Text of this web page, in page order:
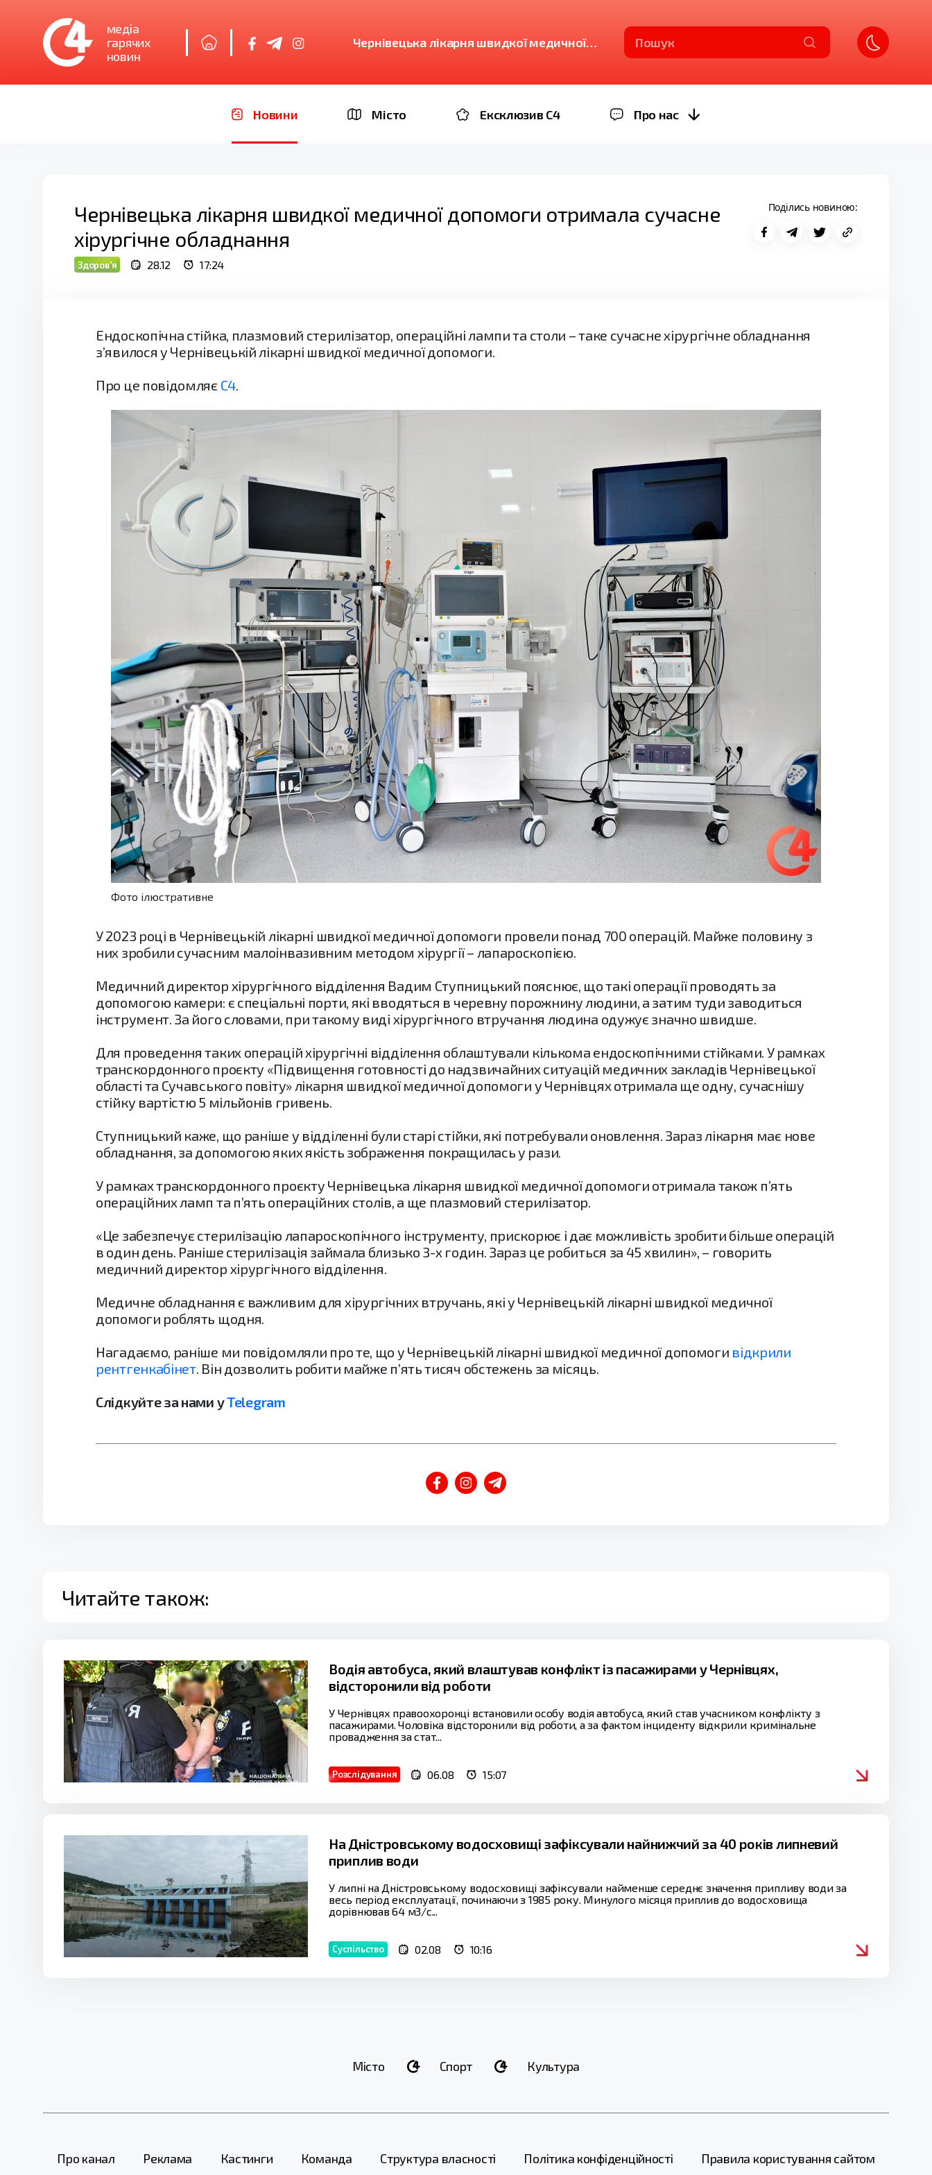
медіа
гарячих
новин
Чернівецька лікарня швидкої медичної
Пошук
Новини Місто Ексклюзив C4 Про нас
Чернівецька лікарня швидкої медичної допомоги отримала сучасне
хірургічне обладнання
Здоров'я 28.12 17:24
Поділись новиною:
Ендоскопічна стійка, плазмовий стерилізатор, операційні лампи та столи – таке сучасне хірургічне обладнання
з’явилося у Чернівецькій лікарні швидкої медичної допомоги.
Про це повідомляє С4.
Фото ілюстративне
У 2023 році в Чернівецькій лікарні швидкої медичної допомоги провели понад 700 операцій. Майже половину з
них зробили сучасним малоінвазивним методом хірургії – лапароскопією.
Медичний директор хірургічного відділення Вадим Ступницький пояснює, що такі операції проводять за
допомогою камери: є спеціальні порти, які вводяться в черевну порожнину людини, а затим туди заводиться
інструмент. За його словами, при такому виді хірургічного втручання людина одужує значно швидше.
Для проведення таких операцій хірургічні відділення облаштували кількома ендоскопічними стійками. У рамках
транскордонного проєкту «Підвищення готовності до надзвичайних ситуацій медичних закладів Чернівецької
області та Сучавського повіту» лікарня швидкої медичної допомоги у Чернівцях отримала ще одну, сучаснішу
стійку вартістю 5 мільйонів гривень.
Ступницький каже, що раніше у відділенні були старі стійки, які потребували оновлення. Зараз лікарня має нове
обладнання, за допомогою яких якість зображення покращилась у рази.
У рамках транскордонного проєкту Чернівецька лікарня швидкої медичної допомоги отримала також п’ять
операційних ламп та п’ять операційних столів, а ще плазмовий стерилізатор.
«Це забезпечує стерилізацію лапароскопічного інструменту, прискорює і дає можливість зробити більше операцій
в один день. Раніше стерилізація займала близько 3-х годин. Зараз це робиться за 45 хвилин», – говорить
медичний директор хірургічного відділення.
Медичне обладнання є важливим для хірургічних втручань, які у Чернівецькій лікарні швидкої медичної
допомоги роблять щодня.
Нагадаємо, раніше ми повідомляли про те, що у Чернівецькій лікарні швидкої медичної допомоги відкрили
рентгенкабінет. Він дозволить робити майже п’ять тисяч обстежень за місяць.
Слідкуйте за нами уTelegram
Читайте також:
Водія автобуса, який влаштував конфлікт із пасажирами у Чернівцях,
відсторонили від роботи
У Чернівцях правоохоронці встановили особу водія автобуса, який став учасником конфлікту з
пасажирами. Чоловіка відсторонили від роботи, а за фактом інциденту відкрили кримінальне
провадження за стат...
Розслідування 06.08 15:07
На Дністровському водосховищі зафіксували найнижчий за 40 років липневий
приплив води
У липні на Дністровському водосховищі зафіксували найменше середнє значення припливу води за
весь період експлуатації, починаючи з 1985 року. Минулого місяця приплив до водосховища
дорівнював 64 м3/с...
Суспільство 02.08 10:16
Місто Спорт Культура
Про канал Реклама Кастинги Команда Структура власності Політика конфіденційності Правила користування сайтом